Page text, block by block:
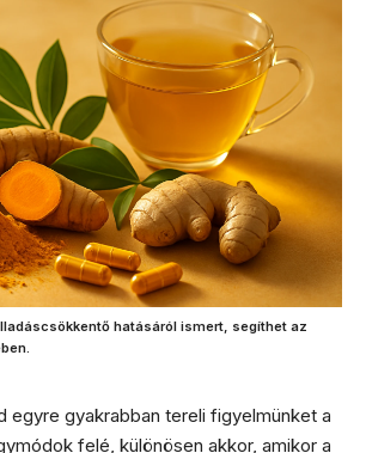
hatásáról ismert, segíthet az
egyre gyakrabban tereli figyelmünket a
felé, különösen akkor, amikor a